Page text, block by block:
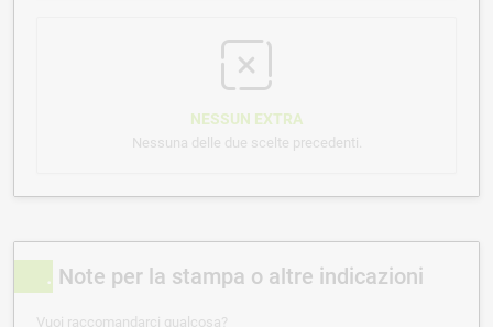
NESSUN EXTRA
Nessuna delle due scelte precedenti.
Note per la stampa o altre indicazioni
Vuoi raccomandarci qualcosa?